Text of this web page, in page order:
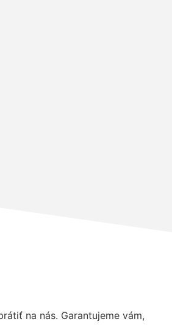
na nás. Garantujeme vám,